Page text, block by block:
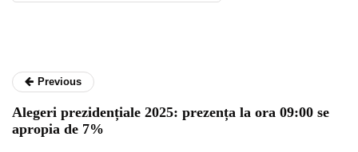
Previous
Alegeri prezidențiale 2025: prezența la ora 09:00 se
apropia de 7%